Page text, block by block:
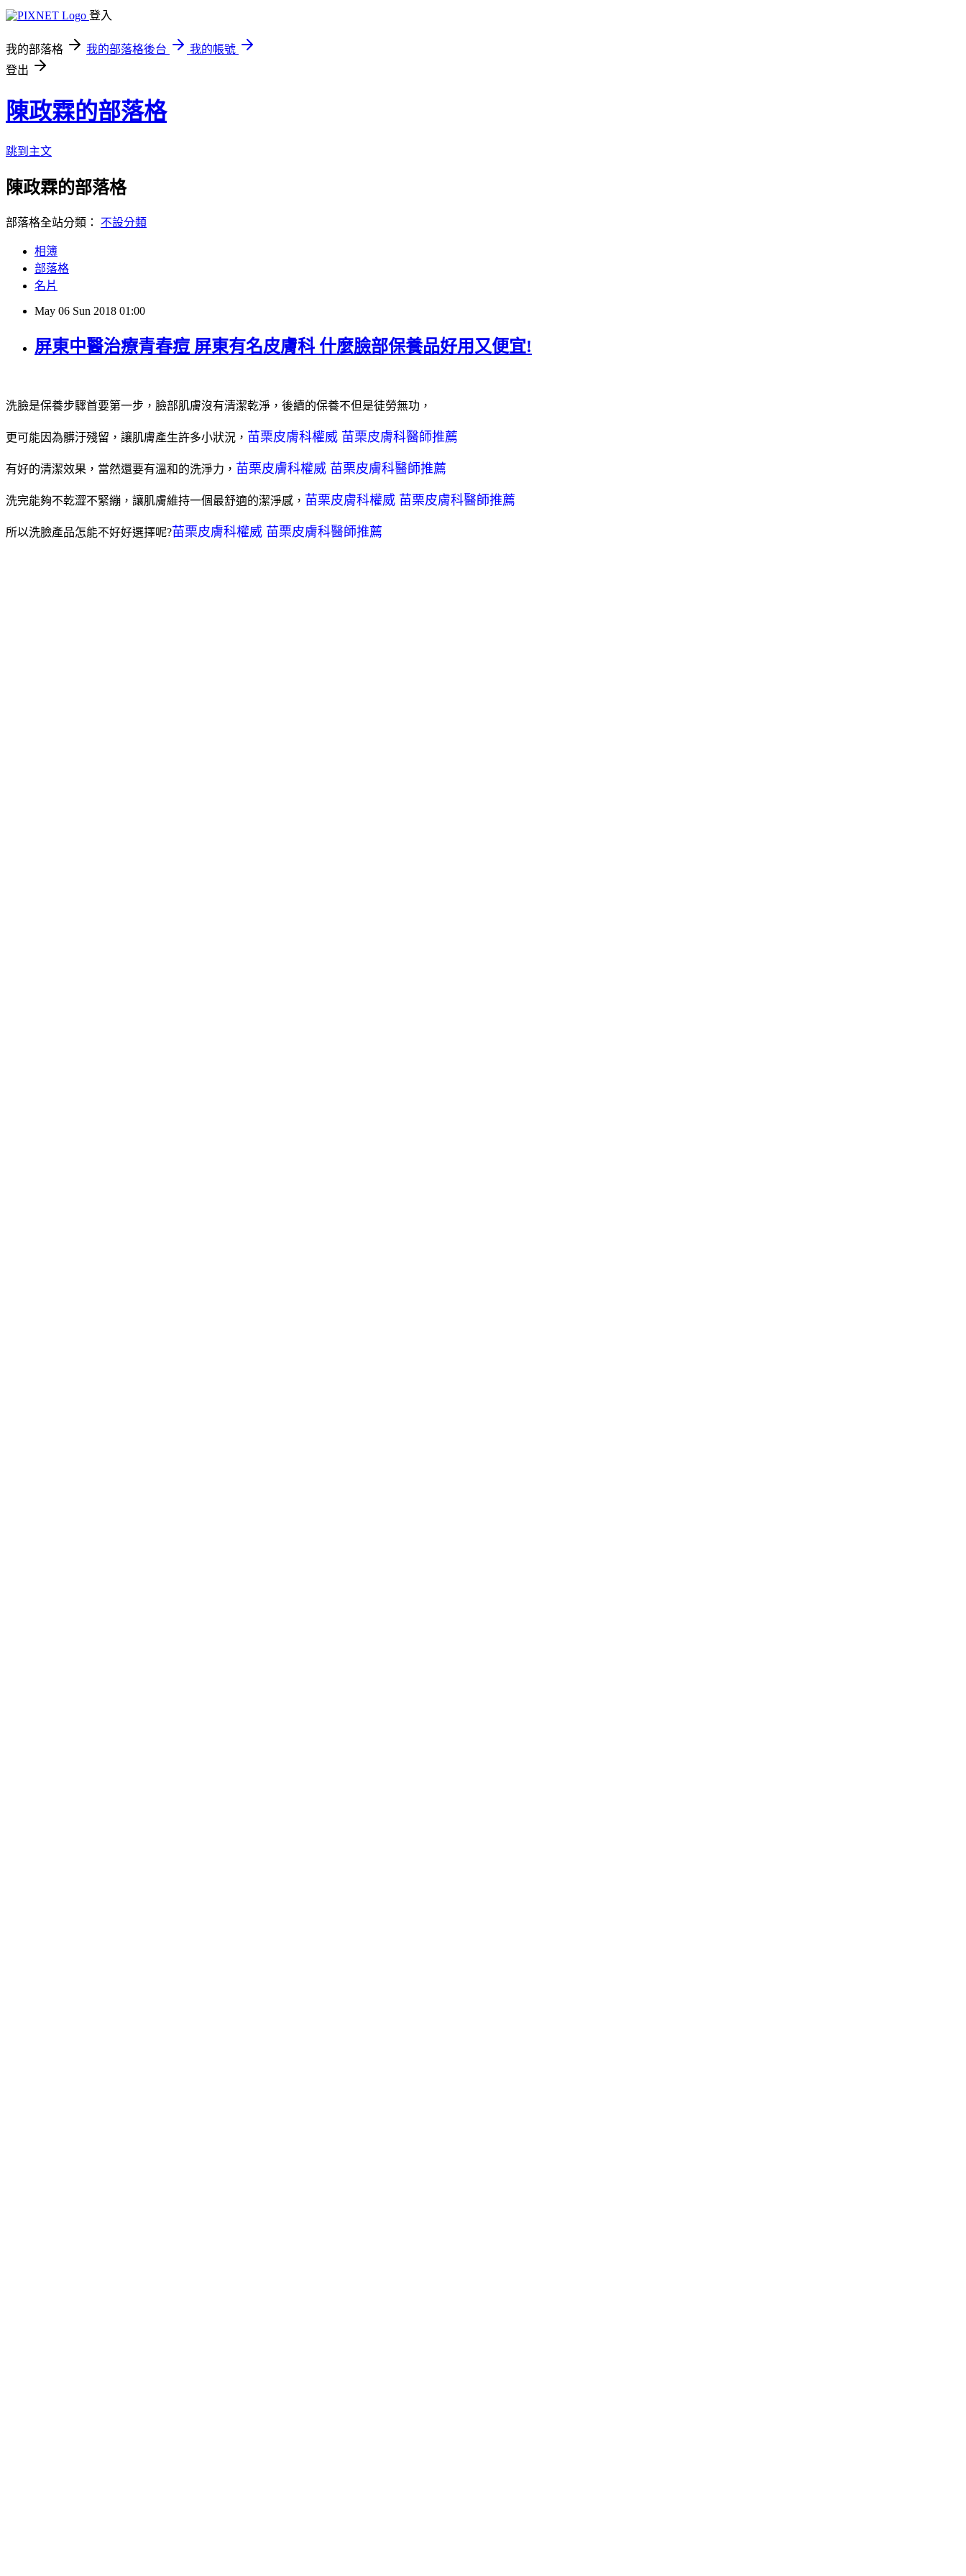
登入
我的部落格 我的部落格後台
我的帳號
登出
陳政霖的部落格
跳到主文
陳政霖的部落格
部落格全站分類： 不設分類
相簿
部落格
名片
May 06 Sun 2018 01:00
屏東中醫治療青春痘 屏東有名皮膚科 什麼臉部保養品好用又便宜!
洗臉是保養步驟首要第一步，臉部肌膚沒有清潔乾淨，後續的保養不但是徒勞無功，
更可能因為髒汙殘留，讓肌膚產生許多小狀況， 苗栗皮膚科權威 苗栗皮膚科醫師推薦
有好的清潔效果，當然還要有溫和的洗淨力， 苗栗皮膚科權威 苗栗皮膚科醫師推薦
洗完能夠不乾澀不緊繃，讓肌膚維持一個最舒適的潔淨感， 苗栗皮膚科權威 苗栗皮膚科醫師推薦
所以洗臉產品怎能不好好選擇呢?苗栗皮膚科權威 苗栗皮膚科醫師推薦